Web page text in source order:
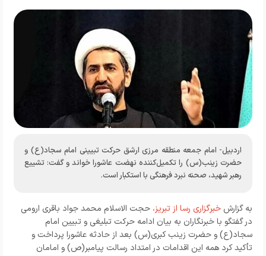
اردبیل- امام جمعه منطقه مرزی ارشق حرکت تبیینی امام سجاد(ع) و
حضرت زینب(س) را تکمیل‌کننده نهضت عاشورا خواند و گفت: تشییع
رهبر شهید، صحنه نبرد فرهنگی با استکبار است.
به گزارش خبرگزاری رسا از تبریز، حجت الاسلام محمد جواد باقری ارومی
در گفتگو با خبرنگاران به بیان ادامه حرکت تبلیغی و تبیین امام
سجاد(ع) و حضرت زینب کبری(س) بعد از حادثه عاشورا پرداخت و
تأکید کرد همه این اقدامات در امتداد رسالت پیامبر(ص) و امامان